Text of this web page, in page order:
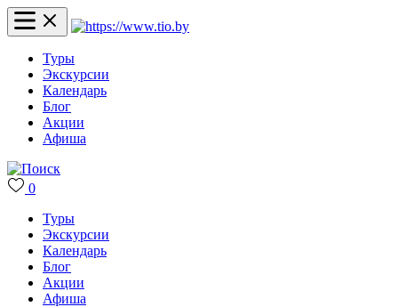
Туры
Экскурсии
Календарь
Блог
Акции
Афиша
0
Туры
Экскурсии
Календарь
Блог
Акции
Афиша